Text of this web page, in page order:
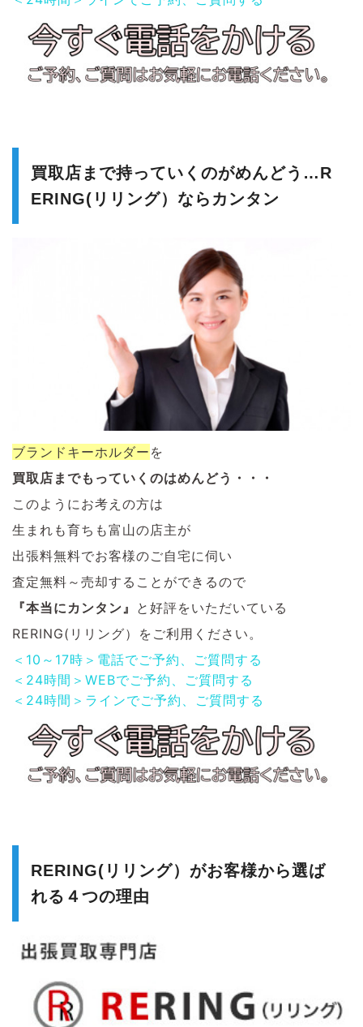
買取店まで持っていくのがめんどう…R
ERING(リリング）ならカンタン
ブランドキーホルダー を
買取店までもっていくのはめんどう・・・
このようにお考えの方は
生まれも育ちも富山の店主が
出張料無料でお客様のご自宅に伺い
査定無料～売却することができるので
『本当にカンタン』 と好評をいただいている
RERING(リリング）をご利用ください。
＜10～17時＞電話でご予約、ご質問する
＜24時間＞WEBでご予約、ご質問する
＜24時間＞ラインでご予約、ご質問する
RERING(リリング）がお客様から選ば
れる４つの理由